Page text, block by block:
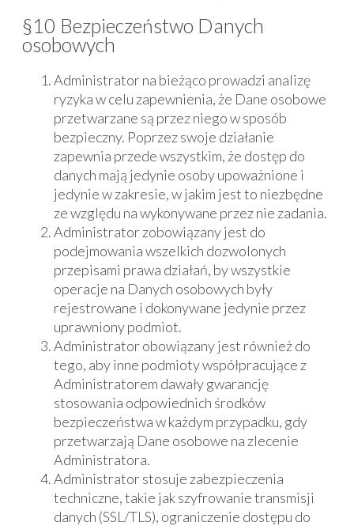
§10 Bezpieczeństwo Danych
osobowych
Administrator na bieżąco prowadzi analizę
ryzyka w celu zapewnienia, że Dane osobowe
przetwarzane są przez niego w sposób
bezpieczny. Poprzez swoje działanie
zapewnia przede wszystkim, że dostęp do
danych mają jedynie osoby upoważnione i
jedynie w zakresie, w jakim jest to niezbędne
ze względu na wykonywane przez nie zadania.
Administrator zobowiązany jest do
podejmowania wszelkich dozwolonych
przepisami prawa działań, by wszystkie
operacje na Danych osobowych były
rejestrowane i dokonywane jedynie przez
uprawniony podmiot.
Administrator obowiązany jest również do
tego, aby inne podmioty współpracujące z
Administratorem dawały gwarancję
stosowania odpowiednich środków
bezpieczeństwa w każdym przypadku, gdy
przetwarzają Dane osobowe na zlecenie
Administratora.
Administrator stosuje zabezpieczenia
techniczne, takie jak szyfrowanie transmisji
danych (SSL/TLS), ograniczenie dostępu do